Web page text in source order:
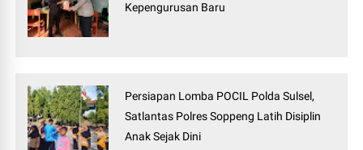
Kepengurusan Baru
Persiapan Lomba POCIL Polda Sulsel,
Satlantas Polres Soppeng Latih Disiplin
Anak Sejak Dini